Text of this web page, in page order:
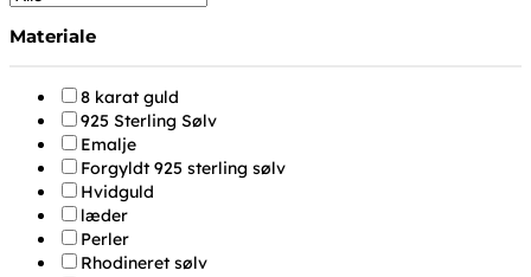
Materiale
8 karat guld
925 Sterling Sølv
Emalje
Forgyldt 925 sterling sølv
Hvidguld
læder
Perler
Rhodineret sølv